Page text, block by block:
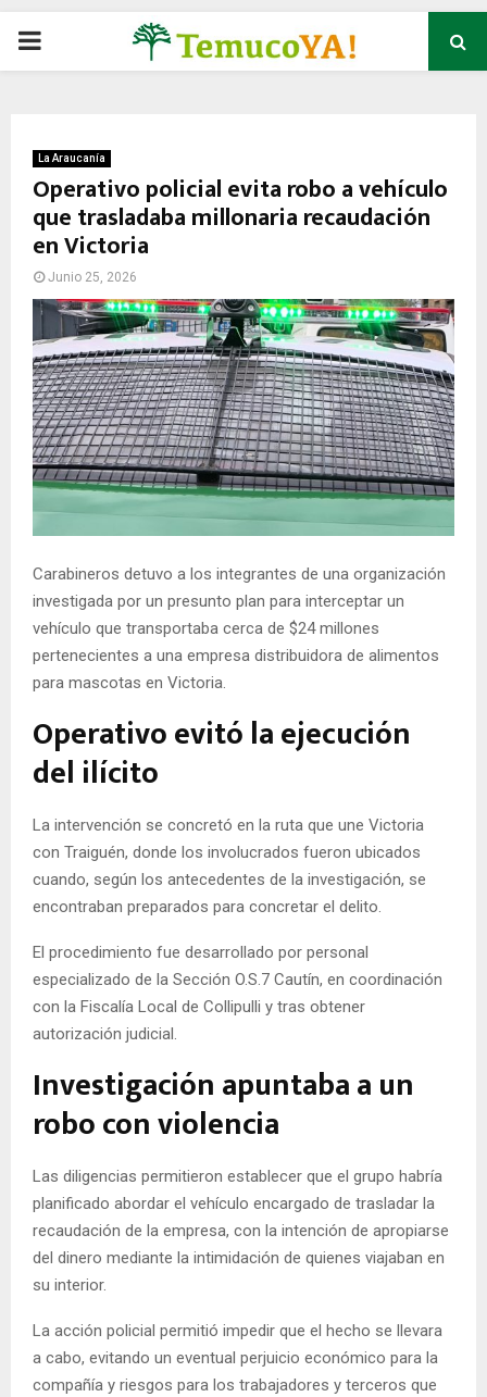
P
M
A
R
Y
M
E
N
U
La Araucanía
Operativo policial evita robo a vehículo
que trasladaba millonaria recaudación
en Victoria
Junio 25, 2026
Carabineros detuvo a los integrantes de una organización
investigada por un presunto plan para interceptar un
vehículo que transportaba cerca de $24 millones
pertenecientes a una empresa distribuidora de alimentos
para mascotas en Victoria.
Operativo evitó la ejecución
del ilícito
La intervención se concretó en la ruta que une Victoria
con Traiguén, donde los involucrados fueron ubicados
cuando, según los antecedentes de la investigación, se
encontraban preparados para concretar el delito.
El procedimiento fue desarrollado por personal
especializado de la Sección O.S.7 Cautín, en coordinación
con la Fiscalía Local de Collipulli y tras obtener
autorización judicial.
Investigación apuntaba a un
robo con violencia
Las diligencias permitieron establecer que el grupo habría
planificado abordar el vehículo encargado de trasladar la
recaudación de la empresa, con la intención de apropiarse
del dinero mediante la intimidación de quienes viajaban en
su interior.
La acción policial permitió impedir que el hecho se llevara
a cabo, evitando un eventual perjuicio económico para la
compañía y riesgos para los trabajadores y terceros que